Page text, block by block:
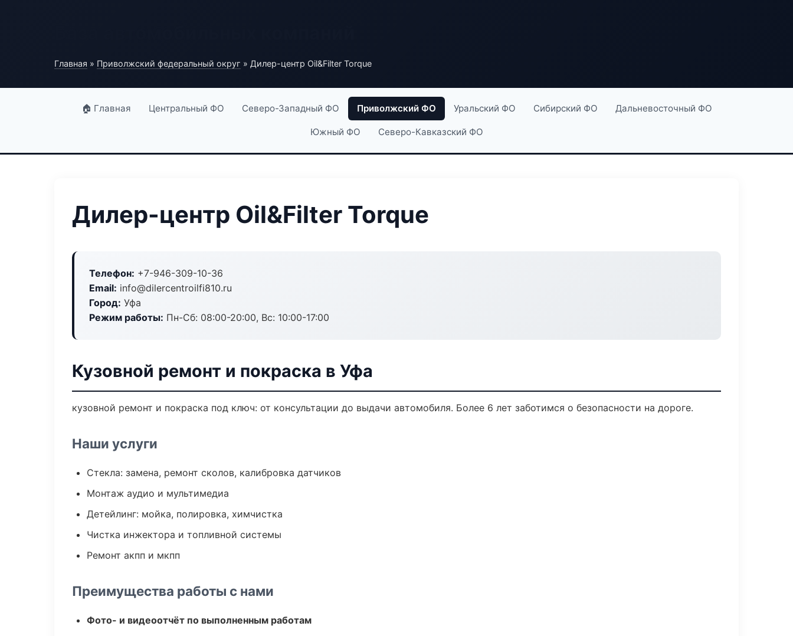
Главная » Приволжский федеральный округ » Дилер-центр Oil&Filter Torque
🏠 Главная Центральный ФО Северо-Западный ФО Приволжский ФО Уральский ФО Сибирский ФО Дальневосточный ФО
Южный ФО Северо-Кавказский ФО
Дилер-центр Oil&Filter Torque
Телефон: +7-946-309-10-36
Email: info@dilercentroilfi810.ru
Город: Уфа
Режим работы: Пн-Сб: 08:00-20:00, Вс: 10:00-17:00
Кузовной ремонт и покраска в Уфа
кузовной ремонт и покраска под ключ: от консультации до выдачи автомобиля. Более 6 лет заботимся о безопасности на дороге.
Наши услуги
Стекла: замена, ремонт сколов, калибровка датчиков
Монтаж аудио и мультимедиа
Детейлинг: мойка, полировка, химчистка
Чистка инжектора и топливной системы
Ремонт акпп и мкпп
Преимущества работы с нами
Фото- и видеоотчёт по выполненным работам